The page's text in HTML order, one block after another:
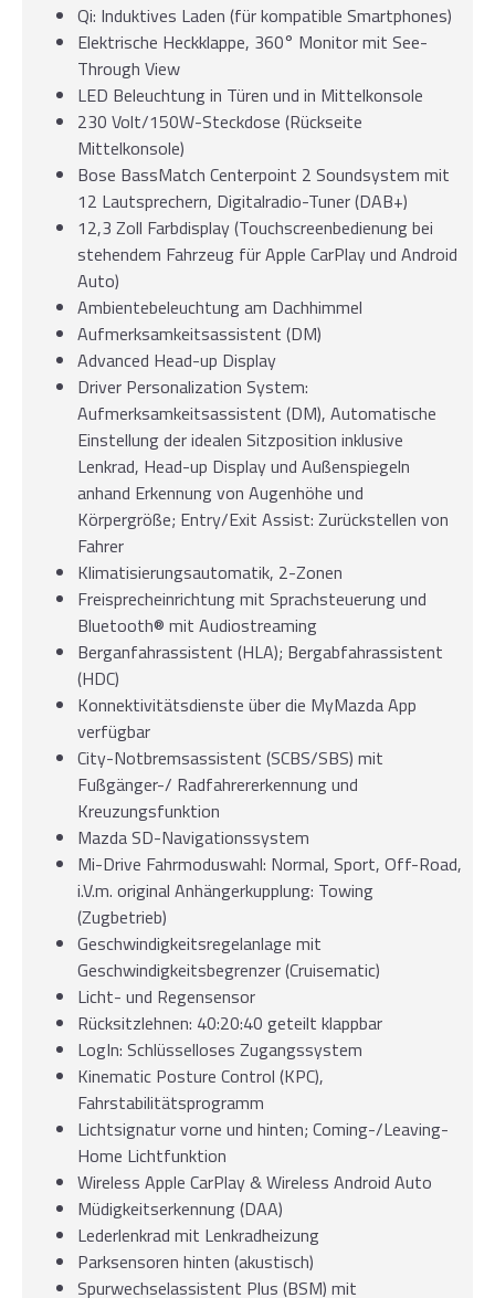
Qi: Induktives Laden (für kompatible Smartphones)
Elektrische Heckklappe, 360° Monitor mit See-
Through View
LED Beleuchtung in Türen und in Mittelkonsole
230 Volt/150W-Steckdose (Rückseite
Mittelkonsole)
Bose BassMatch Centerpoint 2 Soundsystem mit
12 Lautsprechern, Digitalradio-Tuner (DAB+)
12,3 Zoll Farbdisplay (Touchscreenbedienung bei
stehendem Fahrzeug für Apple CarPlay und Android
Auto)
Ambientebeleuchtung am Dachhimmel
Aufmerksamkeitsassistent (DM)
Advanced Head-up Display
Driver Personalization System:
Aufmerksamkeitsassistent (DM), Automatische
Einstellung der idealen Sitzposition inklusive
Lenkrad, Head-up Display und Außenspiegeln
anhand Erkennung von Augenhöhe und
Körpergröße; Entry/Exit Assist: Zurückstellen von
Fahrer
Klimatisierungsautomatik, 2-Zonen
Freisprecheinrichtung mit Sprachsteuerung und
Bluetooth® mit Audiostreaming
Berganfahrassistent (HLA); Bergabfahrassistent
(HDC)
Konnektivitätsdienste über die MyMazda App
verfügbar
City-Notbremsassistent (SCBS/SBS) mit
Fußgänger-/ Radfahrererkennung und
Kreuzungsfunktion
Mazda SD-Navigationssystem
Mi-Drive Fahrmoduswahl: Normal, Sport, Off-Road,
i.V.m. original Anhängerkupplung: Towing
(Zugbetrieb)
Geschwindigkeitsregelanlage mit
Geschwindigkeitsbegrenzer (Cruisematic)
Licht- und Regensensor
Rücksitzlehnen: 40:20:40 geteilt klappbar
LogIn: Schlüsselloses Zugangssystem
Kinematic Posture Control (KPC),
Fahrstabilitätsprogramm
Lichtsignatur vorne und hinten; Coming-/Leaving-
Home Lichtfunktion
Wireless Apple CarPlay & Wireless Android Auto
Müdigkeitserkennung (DAA)
Lederlenkrad mit Lenkradheizung
Parksensoren hinten (akustisch)
Spurwechselassistent Plus (BSM) mit